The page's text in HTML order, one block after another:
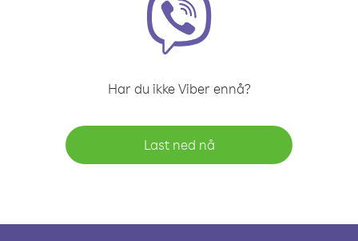
Har du ikke Viber ennå?
Last ned nå